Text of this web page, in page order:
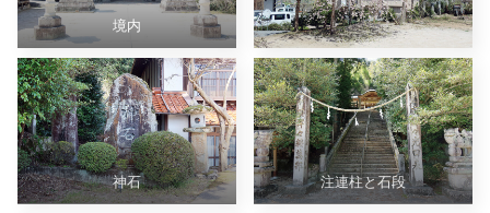
境内
神石 注連柱と石段